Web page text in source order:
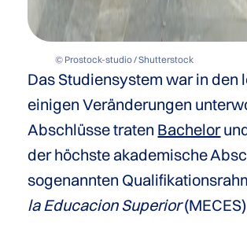
© Prostock-studio / Shutterstock
Das Studiensystem war in
einigen Veränderungen
Abschlüsse traten Bachelor
der höchste akademische
sogenannten
la Educacion Superior